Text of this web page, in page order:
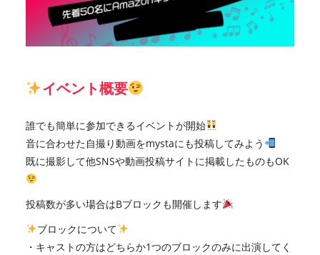
イベント概要
誰でも簡単に参加できるイベントが開始
音に合わせた自撮り動画をmystaにも投稿してみよう
既に撮影して他SNSや動画投稿サイトに掲載したものもOK
投稿数が多い場合はBブロックも開催します
ブロックについて
・キャストの方はどちらか1つのブロックのみに出演してく